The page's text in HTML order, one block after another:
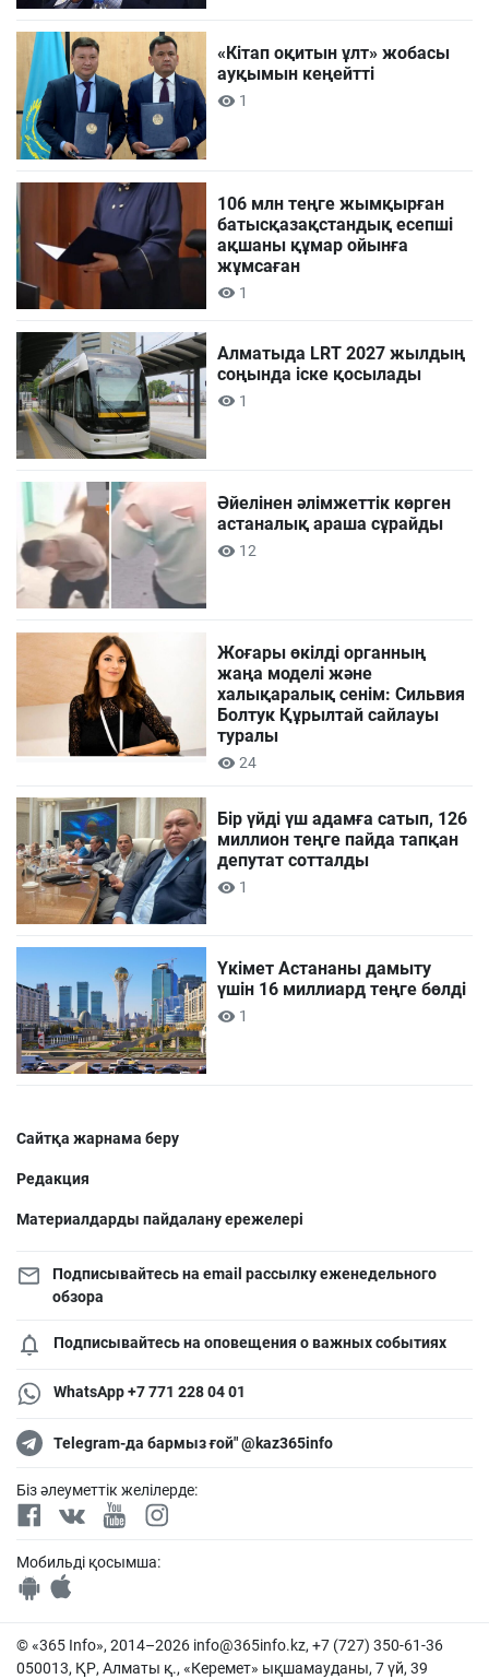
«Кітап оқитын ұлт» жобасы
ауқымын кеңейтті
1
106 млн теңге жымқырған
батысқазақстандық есепші
ақшаны құмар ойынға
жұмсаған
1
Алматыда LRT 2027 жылдың
соңында іске қосылады
1
Әйелінен әлімжеттік көрген
астаналық араша сұрайды
12
Жоғары өкілді органның
жаңа моделі және
халықаралық сенім: Сильвия
Болтук Құрылтай сайлауы
туралы
24
Бір үйді үш адамға сатып, 126
миллион теңге пайда тапқан
депутат сотталды
1
Үкімет Астананы дамыту
үшін 16 миллиард теңге бөлді
1
Сайтқа жарнама беру
Редакция
Материалдарды пайдалану ережелері
Подписывайтесь на email рассылку еженедельного
обзора
Подписывайтесь на оповещения о важных событиях
WhatsApp +7 771 228 04 01
Telegram-да бармыз ғой" @kaz365info
Біз әлеуметтік желілерде:
Мобильді қосымша:
© «365 Info», 2014–2026 info@365info.kz, +7 (727) 350-61-36
050013, ҚР, Алматы қ., «Керемет» ықшамауданы, 7 үй, 39